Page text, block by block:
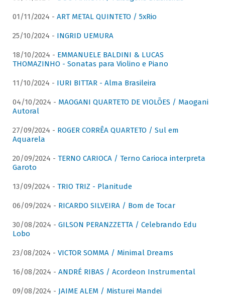
01/11/2024 - ART METAL QUINTETO / 5xRio
25/10/2024 - INGRID UEMURA
18/10/2024 - EMMANUELE BALDINI & LUCAS
THOMAZINHO - Sonatas para Violino e Piano
11/10/2024 - IURI BITTAR - Alma Brasileira
04/10/2024 - MAOGANI QUARTETO DE VIOLÕES / Maogani
Autoral
27/09/2024 - ROGER CORRÊA QUARTETO / Sul em
Aquarela
20/09/2024 - TERNO CARIOCA / Terno Carioca interpreta
Garoto
13/09/2024 - TRIO TRIZ - Planitude
06/09/2024 - RICARDO SILVEIRA / Bom de Tocar
30/08/2024 - GILSON PERANZZETTA / Celebrando Edu
Lobo
23/08/2024 - VICTOR SOMMA / Minimal Dreams
16/08/2024 - ANDRÉ RIBAS / Acordeon Instrumental
09/08/2024 - JAIME ALEM / Misturei Mandei